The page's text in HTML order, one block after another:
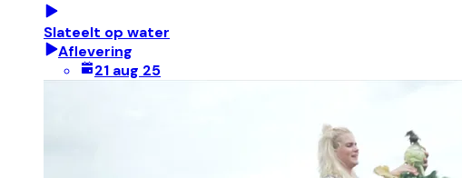
Slateelt op water
Aflevering
21 aug 25